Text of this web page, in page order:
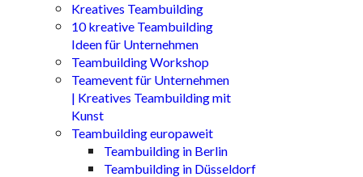
Kreatives Teambuilding
10 kreative Teambuilding
Ideen für Unternehmen
Teambuilding Workshop
Teamevent für Unternehmen
| Kreatives Teambuilding mit
Kunst
Teambuilding europaweit
Teambuilding in Berlin
Teambuilding in Düsseldorf